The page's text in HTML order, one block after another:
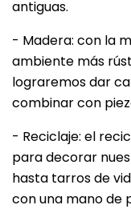
antiguas.
- Madera: con la
ambiente más
lograremos dar
combinar con
- Reciclaje: el
para decorar
hasta tarros de
con una mano de